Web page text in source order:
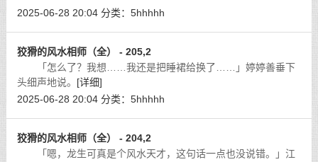
与江院长有关，我可要让她好好的静一静，想想该怎么对我说，
2025-06-28 20:04 分类： 5hhhhh
狡猾的风水相师（全） - 205,2
「怎么了？我想……我还是把睡裙给换了……」婷婷善垂下
头细声地说。 [详细]
2025-06-28 20:04 分类： 5hhhhh
狡猾的风水相师（全） - 204,2
「嗯，龙生可真是个风水天才，这句话一点也没说错。」江